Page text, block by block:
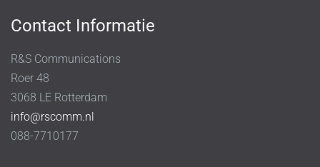
Contact Informatie
R&S Communications
Roer 48
3068 LE Rotterdam
info@rscomm.nl
088-7710177